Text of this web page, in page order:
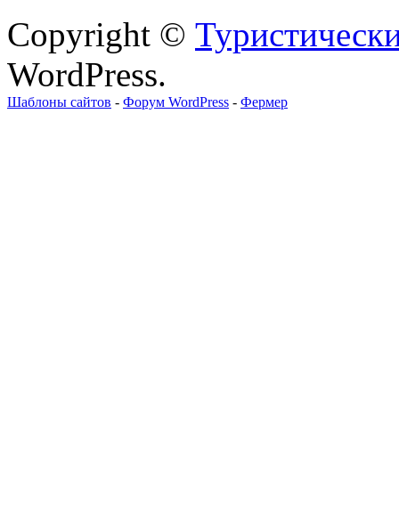
Copyright ©
WordPress.
Шаблоны сайтов - Форум WordPress - Фермер